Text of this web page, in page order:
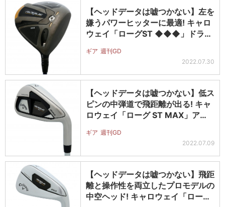
【ヘッドデータは嘘つかない】左を
嫌うパワーヒッターに最適! キャロ
ウェイ「ローグST ◆◆◆」ドラ
ギア 週刊GD
2022.07.30
【ヘッドデータは嘘つかない】低ス
ピンの中弾道で飛距離が出る! キャ
ロウェイ「ローグ ST MAX」ア…
ギア 週刊GD
2022.07.09
【ヘッドデータは嘘つかない】飛距
離と操作性を両立したプロモデルの
中空ヘッド! キャロウェイ「ローグ